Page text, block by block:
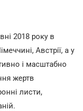
2018 року в
Австрії, а у
і масштабно
жертв
листи,